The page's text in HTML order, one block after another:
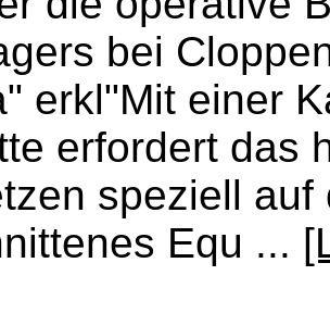
bei
erkl"Mit einer
erfordert das
speziell auf
Equ ...